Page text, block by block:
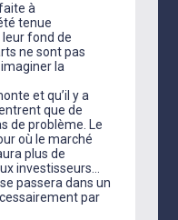
à
tenue
leur fond de
ne sont pas
la
et qu’il y a
que de
de problème. Le
où le marché
plus de
investisseurs…
passera dans un
par